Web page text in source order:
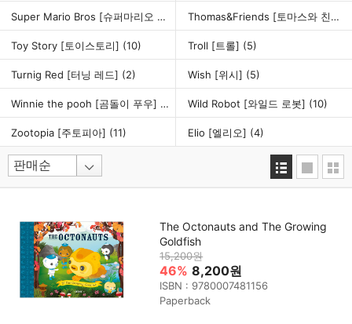
Super Mario Bros [슈퍼마리오 브라더스] (6) Thomas&Friends [토마스와 친구들]
Toy Story [토이스토리] (10) Troll [트롤] (5)
Turnig Red [터닝 레드] (2) Wish [위시] (5)
Winnie the pooh [곰돌이 푸우]
(8) Wild Robot [와일드 로봇] (10)
Zootopia [주토피아] (11) Elio [엘리오] (4)
The Octonauts and The Growing
Goldfish
15,200원
46% 8,200원
ISBN : 9780007481156
Paperback